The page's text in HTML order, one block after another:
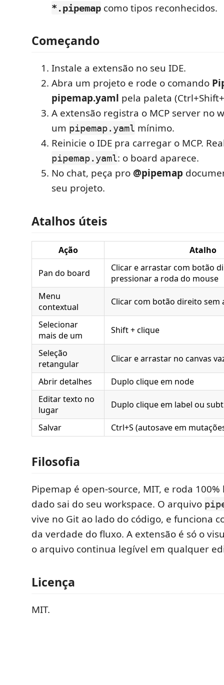
*.pipemap como tipos reconhecidos.
Começando
Instale a extensão no seu IDE.
Abra um projeto e rode o comando
pipemap.yaml pela paleta
A extensão registra o MCP server no
um pipemap.yaml mínimo.
Reinicie o IDE pra carregar o MCP.
pipemap.yaml: o board aparece.
No chat, peça pro @pipemap
seu projeto.
Atalhos úteis
Ação Atalho
Pan do board
Clicar e arrastar com botão
pressionar a roda do mouse
Menu
contextual
Clicar com botão direito sem
Selecionar
mais de um
Shift + clique
Seleção
retangular
Clicar e arrastar no canvas
Abrir detalhes
Duplo clique em node
Editar texto no
lugar
Duplo clique em label ou
Salvar Ctrl+S (autosave em
Filosofia
Pipemap é open-source, MIT, e roda
dado sai do seu workspace. O arquivo
vive no Git ao lado do código, e funciona
da verdade do fluxo. A extensão é só o
o arquivo continua legível em qualquer
Licença
MIT.